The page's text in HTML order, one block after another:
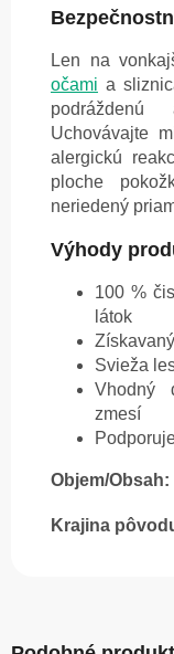
Len na
očami a
podráždenú
Uchovávajte
alergickú
ploche
neriedený
Výhody
100 %
látok
Svieža
Vhodný
zmesí
Objem/Obsah:
Krajina